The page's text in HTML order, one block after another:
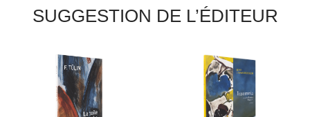
SUGGESTION DE L’ÉDITEUR